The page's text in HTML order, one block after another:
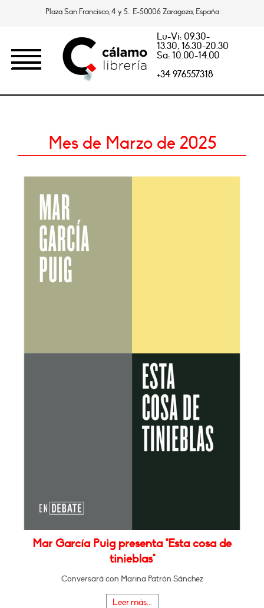
Plaza San Francisco, 4 y 5. E-50006 Zaragoza, España
Lu-Vi: 09.30-
13.30, 16.30-20.30
Sa: 10.00-14.00
+34 976557318
Mes de Marzo de 2025
Mar García Puig presenta "Esta cosa de
tinieblas"
Conversará con Marina Patrón Sánchez
Leer más...